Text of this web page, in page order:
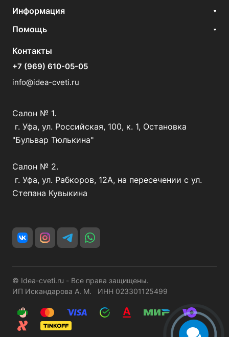
Информация
Помощь
Контакты
+7 (969) 610-05-05
info@idea-cveti.ru
Салон № 1.
г. Уфа, ул. Российская, 100, к. 1, Остановка
"Бульвар Тюлькина"
Салон № 2.
г. Уфа, ул. Рабкоров, 12А, на пересечении с ул.
Степана Кувыкина
© Idea-cveti.ru - Все права защищены.
ИП Искандарова А. М. ИНН 023301125499